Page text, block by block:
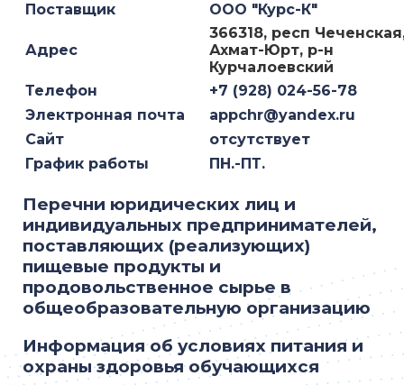
Поставщик ООО "Курс-К"
Адрес
366318, респ
Ахмат-Юрт, р-н
Курчалоевский
Телефон
+7 (928) 024-56-78
Электронная почта
appchr@yandex.ru
Сайт
отсутствует
График работы
ПН.-ПТ.
Перечни юридических лиц и
индивидуальных предпринимателей,
поставляющих (реализующих)
пищевые продукты и
продовольственное сырье в
общеобразовательную организацию
Информация об условиях питания и
охраны здоровья обучающихся